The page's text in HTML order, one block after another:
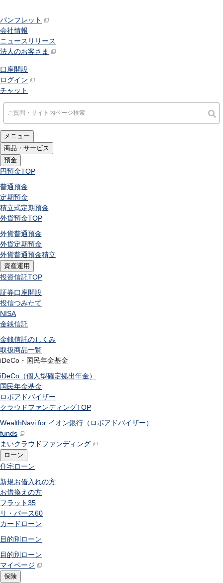
パンフレット
会社情報
ニュースリリース
法人のお客さま
口座開設
ログイン
チャット
メニュー
商品・サービス
預金
円預金TOP
普通預金
定期預金
積立式定期預金
外貨預金TOP
外貨普通預金
外貨定期預金
外貨普通預金積立
資産運用
投資信託TOP
証券口座開設
投信つみたて
NISA
金銭信託
金銭信託のしくみ
取扱商品一覧
iDeCo・国民年金基金
iDeCo（個人型確定拠出年金）
国民年金基金
ロボアドバイザー
クラウドファンディングTOP
WealthNavi for イオン銀行（ロボアドバイザー）
funds
まいクラウドファンディング
ローン
住宅ローン
新規お借入れの方
お借換えの方
フラット35
リ・バース60
カードローン
目的別ローン
目的別ローン
マイページ
保険